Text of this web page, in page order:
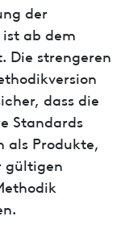
der
ab dem
Die strengeren
dass die
Standards
als Produkte,
gültigen